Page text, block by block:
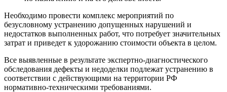
Необходимо провести комплекс мероприятий по
безусловному устранению допущенных нарушений и
недостатков выполненных работ, что потребует значительных
затрат и приведет к удорожанию стоимости объекта в целом.
Все выявленные в результате экспертно-диагностического
обследования дефекты и недоделки подлежат устранению в
соответствии с действующими на территории РФ
нормативно-техническими требованиями.